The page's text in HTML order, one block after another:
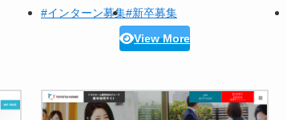
#インターン募集#新卒募集
View More